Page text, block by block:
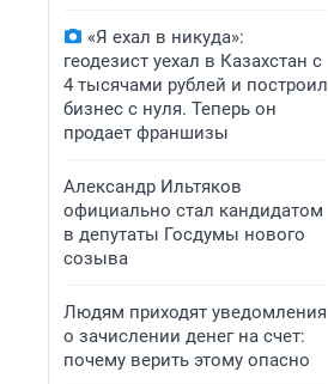
«Я ехал в никуда»:
геодезист уехал в Казахстан с
4 тысячами рублей и построил
бизнес с нуля. Теперь он
продает франшизы
Александр Ильтяков
официально стал кандидатом
в депутаты Госдумы нового
созыва
Людям приходят уведомления
о зачислении денег на счет:
почему верить этому опасно